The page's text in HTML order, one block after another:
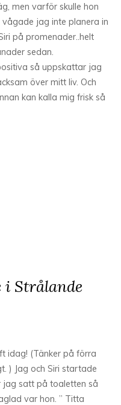
men varför skulle hon
jag inte planera in
på promenader..helt
sedan.
så uppskattar jag
över mitt liv. Och
kan kalla mig frisk så
i Strålande
idag! (Tänker på förra
) Jag och Siri startade
jag satt på toaletten så
var hon. ” Titta